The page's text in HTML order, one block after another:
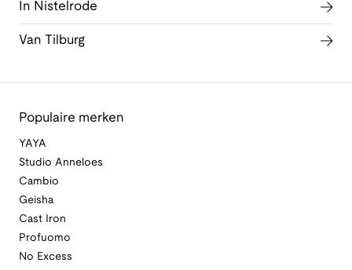
In Nistelrode
Van Tilburg
Populaire merken
YAYA
Studio Anneloes
Cambio
Geisha
Cast Iron
Profuomo
No Excess